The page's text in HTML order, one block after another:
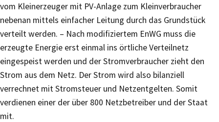
vom Kleinerzeuger mit PV-Anlage zum Kleinverbraucher
nebenan mittels einfacher Leitung durch das Grundstück
verteilt werden. – Nach modifiziertem EnWG muss die
erzeugte Energie erst einmal ins örtliche Verteilnetz
eingespeist werden und der Stromverbraucher zieht den
Strom aus dem Netz. Der Strom wird also bilanziell
verrechnet mit Stromsteuer und Netzentgelten. Somit
verdienen einer der über 800 Netzbetreiber und der Staat
mit.